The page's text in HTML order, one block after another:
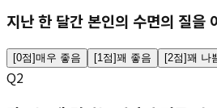
지난 한 달간 본인의 수면의 질을
[0점]매우 좋음 [1점]꽤 좋음 [2점]꽤 나
Q2